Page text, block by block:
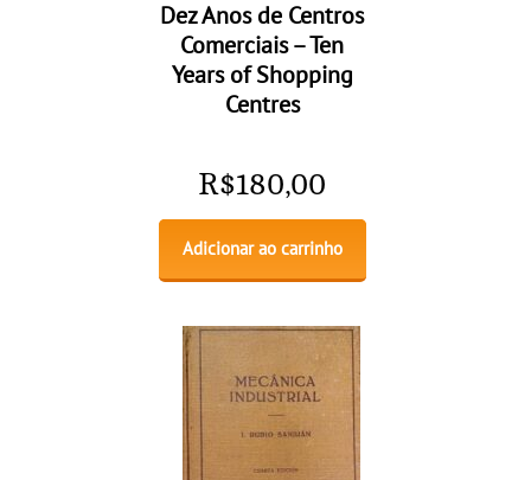
Dez Anos de Centros
Comerciais – Ten
Years of Shopping
Centres
R$180,00
Adicionar ao carrinho